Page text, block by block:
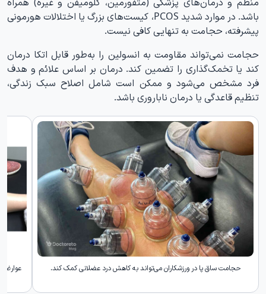
باشد. در موارد شدید PCOS، کیست‌های بزرگ یا اختلالات هورمونی
پیشرفته، حجامت به تنهایی کافی نیست.
حجامت نمی‌تواند مقاومت به انسولین را به‌طور قابل اتکا درمان
کند یا تخمک‌گذاری را تضمین کند. درمان بر اساس علائم و هدف
فرد مشخص می‌شود و ممکن است شامل اصلاح سبک زندگی،
تنظیم قاعدگی یا درمان ناباروری باشد.
حجامت ساق پا در ورزشکاران می‌تواند به کاهش درد عضلانی کمک کند. عوارض